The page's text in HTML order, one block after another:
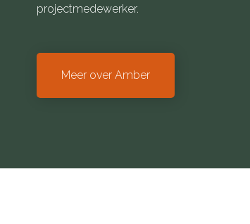
projectmedewerker.
Meer over Amber